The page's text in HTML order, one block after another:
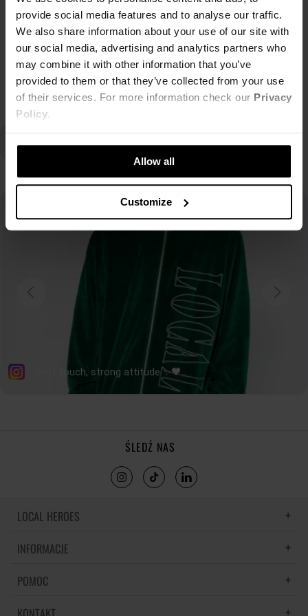
provide social media features and to analyse our traffic.
We also share information about your use of our site with
our social media, advertising and analytics partners who
may combine it with other information that you’ve
provided to them or that they’ve collected from your use
of their services. For more information check our Privacy
Policy.
Allow all
Customize
Enjoy!
Czytaj więcej
ŚLEDŹ NAS
LOCAL HEROES
LH MEMORIES
INFORMACJE
POLITYKA PRYWATNOŚCI
POMOC
CZĘSTE PYTANIA